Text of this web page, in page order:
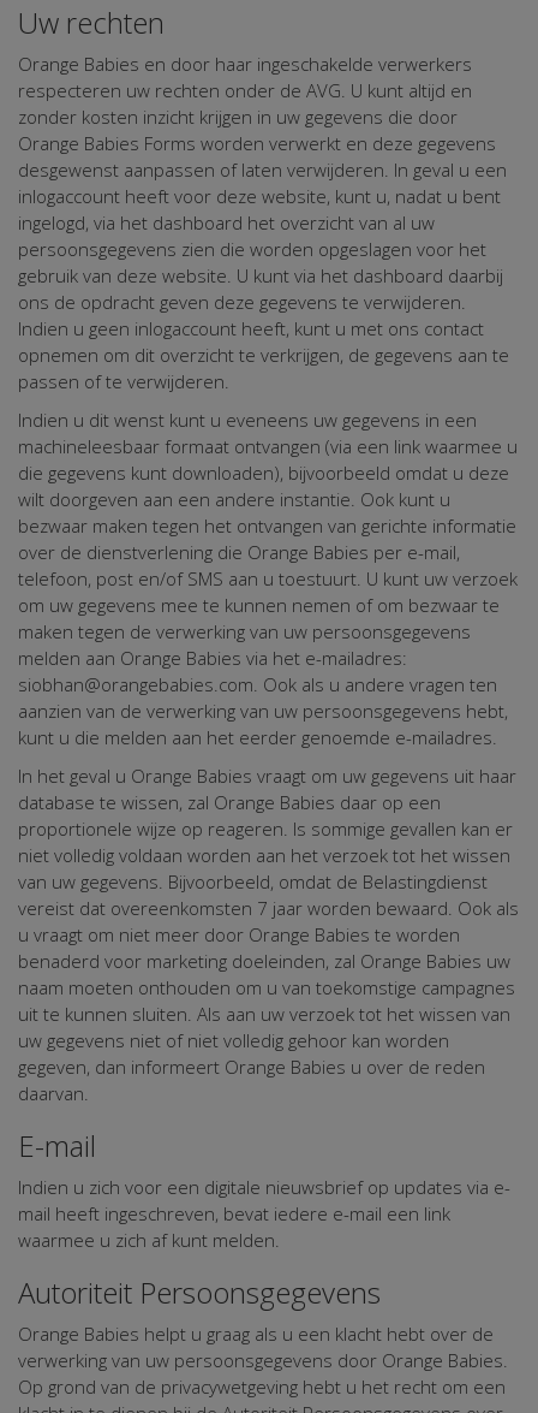
Uw rechten
Orange Babies en door haar ingeschakelde verwerkers
respecteren uw rechten onder de AVG. U kunt altijd en
zonder kosten inzicht krijgen in uw gegevens die door
Orange Babies Forms worden verwerkt en deze gegevens
desgewenst aanpassen of laten verwijderen. In geval u een
inlogaccount heeft voor deze website, kunt u, nadat u bent
ingelogd, via het dashboard het overzicht van al uw
persoonsgegevens zien die worden opgeslagen voor het
gebruik van deze website. U kunt via het dashboard daarbij
ons de opdracht geven deze gegevens te verwijderen.
Indien u geen inlogaccount heeft, kunt u met ons contact
opnemen om dit overzicht te verkrijgen, de gegevens aan te
passen of te verwijderen.
Indien u dit wenst kunt u eveneens uw gegevens in een
machineleesbaar formaat ontvangen (via een link waarmee u
die gegevens kunt downloaden), bijvoorbeeld omdat u deze
wilt doorgeven aan een andere instantie. Ook kunt u
bezwaar maken tegen het ontvangen van gerichte informatie
over de dienstverlening die Orange Babies per e-mail,
telefoon, post en/of SMS aan u toestuurt. U kunt uw verzoek
om uw gegevens mee te kunnen nemen of om bezwaar te
maken tegen de verwerking van uw persoonsgegevens
melden aan Orange Babies via het e-mailadres:
siobhan@orangebabies.com. Ook als u andere vragen ten
aanzien van de verwerking van uw persoonsgegevens hebt,
kunt u die melden aan het eerder genoemde e-mailadres.
In het geval u Orange Babies vraagt om uw gegevens uit haar
database te wissen, zal Orange Babies daar op een
proportionele wijze op reageren. Is sommige gevallen kan er
niet volledig voldaan worden aan het verzoek tot het wissen
van uw gegevens. Bijvoorbeeld, omdat de Belastingdienst
vereist dat overeenkomsten 7 jaar worden bewaard. Ook als
u vraagt om niet meer door Orange Babies te worden
benaderd voor marketing doeleinden, zal Orange Babies uw
naam moeten onthouden om u van toekomstige campagnes
uit te kunnen sluiten. Als aan uw verzoek tot het wissen van
uw gegevens niet of niet volledig gehoor kan worden
gegeven, dan informeert Orange Babies u over de reden
daarvan.
E-mail
Indien u zich voor een digitale nieuwsbrief op updates via e-
mail heeft ingeschreven, bevat iedere e-mail een link
waarmee u zich af kunt melden.
Autoriteit Persoonsgegevens
Orange Babies helpt u graag als u een klacht hebt over de
verwerking van uw persoonsgegevens door Orange Babies.
Op grond van de privacywetgeving hebt u het recht om een